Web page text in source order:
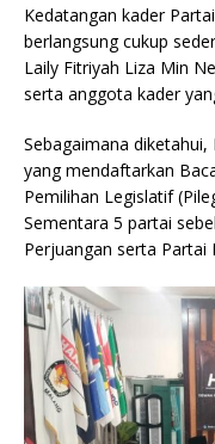
Kedatangan kader
berlangsung cukup
Laily Fitriyah Liza Min
serta anggota kader
Sebagaimana
yang mendaftarkan
Pemilihan Legislatif
Sementara 5 partai
Perjuangan serta Partai